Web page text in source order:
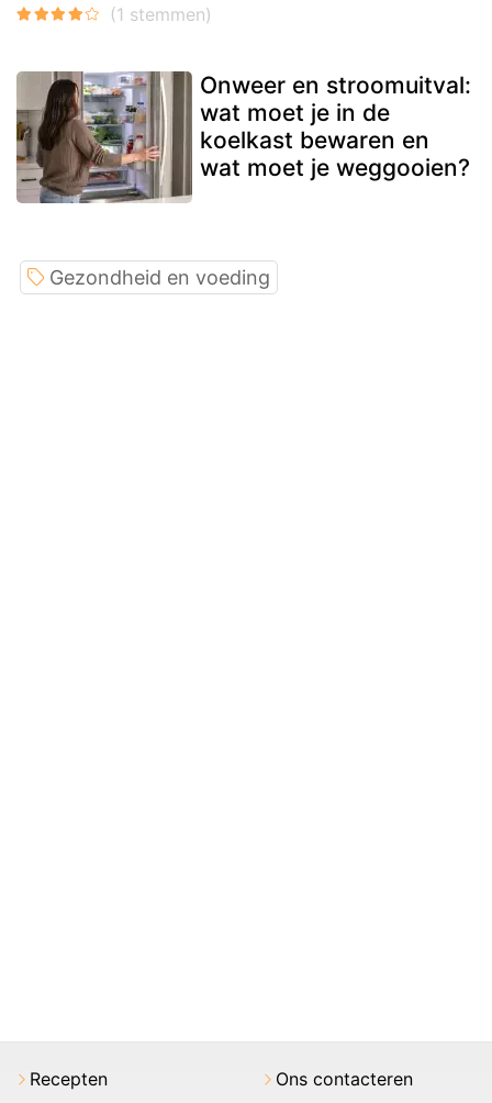
Onweer en stroomuitval:
wat moet je in de
koelkast bewaren en
wat moet je weggooien?
Gezondheid en voeding
Recepten Ons contacteren